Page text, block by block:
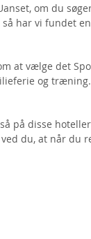
om du
har vi fundet
at vælge det
og
på disse
du, at når du